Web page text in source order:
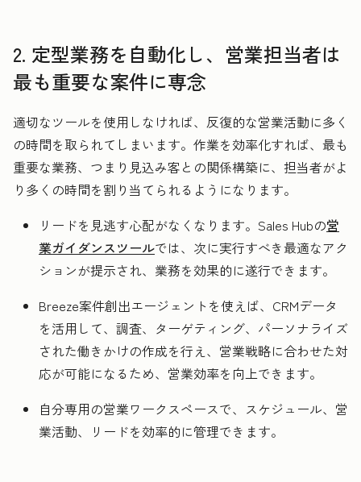
2. 定型業務を自動化し、営業担当者は
最も重要な案件に専念
適切なツールを使用しなければ、反復的な営業活動に多く
の時間を取られてしまいます。作業を効率化すれば、最も
重要な業務、つまり見込み客との関係構築に、担当者がよ
り多くの時間を割り当てられるようになります。
リードを見逃す心配がなくなります。Sales Hubの営
業ガイダンスツールでは、次に実行すべき最適なアク
ションが提示され、業務を効果的に遂行できます。
Breeze案件創出エージェントを使えば、CRMデータ
を活用して、調査、ターゲティング、パーソナライズ
された働きかけの作成を行え、営業戦略に合わせた対
応が可能になるため、営業効率を向上できます。
自分専用の営業ワークスペースで、スケジュール、営
業活動、リードを効率的に管理できます。